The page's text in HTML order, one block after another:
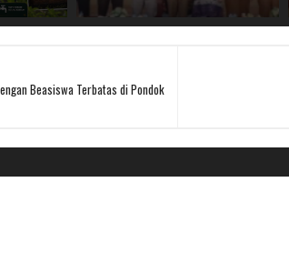
Beasiswa Terbatas di Pondok